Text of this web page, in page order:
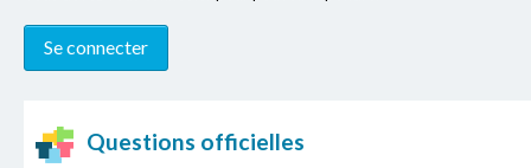
Questions officielles